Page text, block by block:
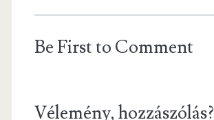
Be First to Comment
Vélemény, hozzászólás?